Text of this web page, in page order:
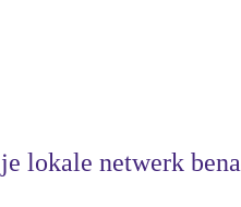
lokale netwerk